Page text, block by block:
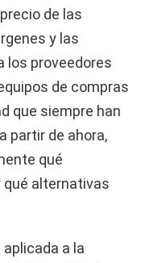
de las
y las
los proveedores
de compras
que siempre han
partir de ahora,
qué
qué alternativas
aplicada a la